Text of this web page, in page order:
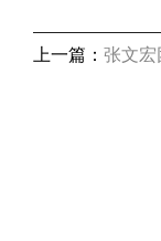
上一篇： 张文宏